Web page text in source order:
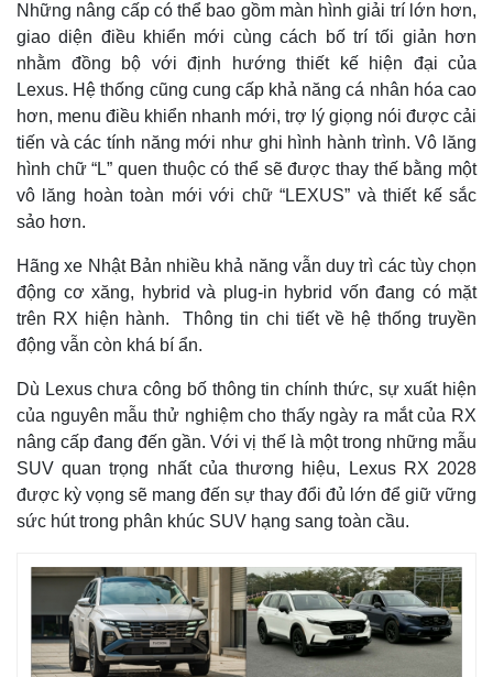
Kinh tế
Bất động sản
Khởi nghiệp
Thị trường
Giá vàng
Tiêu dùng
Chứng khoán
Giá cà phê
Những nâng cấp có thể bao gồm màn hình giải trí lớn hơn,
giao diện điều khiển mới cùng cách bố trí tối giản hơn
nhằm đồng bộ với định hướng thiết kế hiện đại của
Lexus. Hệ thống cũng cung cấp khả năng cá nhân hóa cao
hơn, menu điều khiển nhanh mới, trợ lý giọng nói được cải
tiến và các tính năng mới như ghi hình hành trình. Vô lăng
hình chữ “L” quen thuộc có thể sẽ được thay thế bằng một
vô lăng hoàn toàn mới với chữ “LEXUS” và thiết kế sắc
sảo hơn.
Hãng xe Nhật Bản nhiều khả năng vẫn duy trì các tùy chọn
động cơ xăng, hybrid và plug-in hybrid vốn đang có mặt
trên RX hiện hành. Thông tin chi tiết về hệ thống truyền
động vẫn còn khá bí ẩn.
Dù Lexus chưa công bố thông tin chính thức, sự xuất hiện
của nguyên mẫu thử nghiệm cho thấy ngày ra mắt của RX
nâng cấp đang đến gần. Với vị thế là một trong những mẫu
SUV quan trọng nhất của thương hiệu, Lexus RX 2028
được kỳ vọng sẽ mang đến sự thay đổi đủ lớn để giữ vững
sức hút trong phân khúc SUV hạng sang toàn cầu.